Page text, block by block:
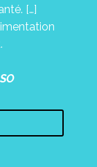
[…]